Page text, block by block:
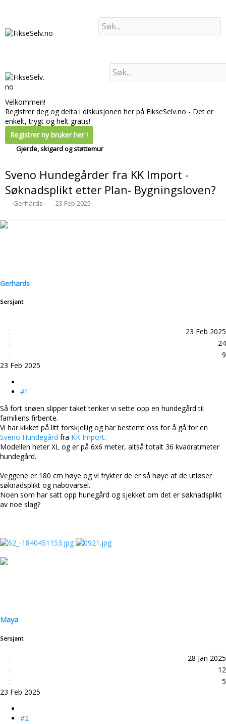
Forum Nytt innhold
Velkommen!
Registrer deg og delta i diskusjonen her på FikseSelv.no - Det er
enkelt, trygt og helt gratis!
Registrer ny bruker her !
Gjerde, skigard og støttemur
Sveno Hundegårder fra KK Import -
Søknadsplikt etter Plan- Bygningsloven?
T
e
Gerhards
S
23 Feb 2025
Gerhards
Sersjant
23 Feb 2025
24
9
23 Feb 2025
#1
Så fort snøen slipper taket tenker vi sette opp en hundegård til
familiens firbente.
Vi har kikket på litt forskjellig og har bestemt oss for å gå for en
Sveno Hundegård fra KK Import.
Modellen heter XL og er på 6x6 meter, altså totalt 36 kvadratmeter
hundegård.
Veggene er 180 cm høye og vi frykter de er så høye at de utløser
søknadsplikt og nabovarsel.
Noen som har satt opp hunegård og sjekket om det er søknadsplikt
av noe slag?
Maya
Sersjant
28 Jan 2025
12
5
23 Feb 2025
#2